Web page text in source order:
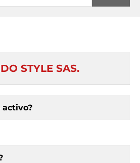
STYLE SAS.
activo?